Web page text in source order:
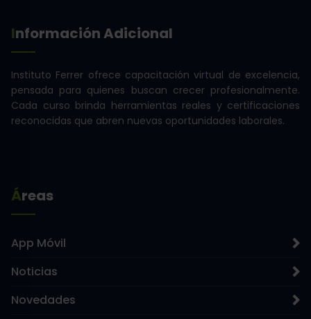
Información Adicional
Instituto Ferrer ofrece capacitación virtual de excelencia,
pensada para quienes buscan crecer profesionalmente.
Cada curso brinda herramientas reales y certificaciones
reconocidas que abren nuevas oportunidades laborales.
Áreas
App Móvil
Noticias
Novedades